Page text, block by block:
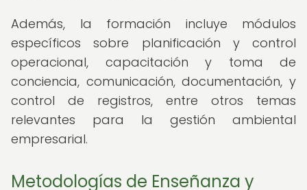
Además, la formación incluye módulos
específicos sobre planificación y control
operacional, capacitación y toma de
conciencia, comunicación, documentación, y
control de registros, entre otros temas
relevantes para la gestión ambiental
empresarial.
Metodologías de Enseñanza y